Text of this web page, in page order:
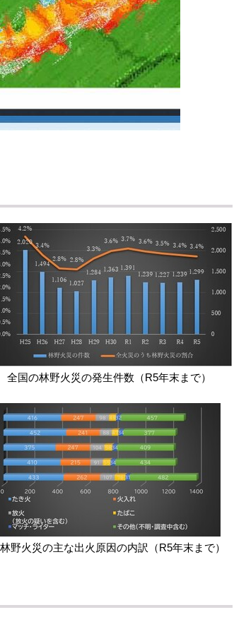
全国の林野火災の発生件数（R5年末まで）
野火災の主な出火原因の内訳（R5年末まで）